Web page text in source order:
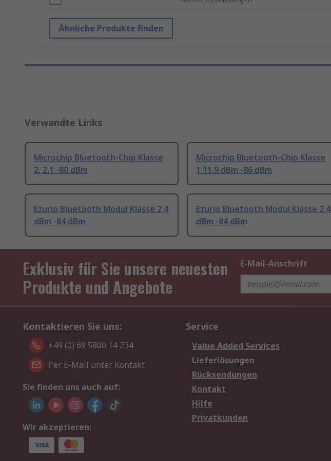
Ähnliche Produkte finden
Verwandte Links
Microchip Bluetooth-Chip Klasse
2, 2.1 -80 dBm
Microchip Bluetooth-Chip Klasse
1 11.9 dBm -86 dBm
Ezurio Bluetooth Modul Klasse 2 4
dBm -84 dBm
Ezurio Bluetooth Modul Klasse 2 4
dBm -84 dBm
Exklusiv für Sie unsere neuesten
Produkte und Angebote
E-Mail-Anschrift
Kontaktieren Sie uns:
+49 (0) 69 5800 14 234
Per E-Mail unter Kontakt
Sie finden uns auch auf:
Wir akzeptieren:
Service
Value Added Services
Lieferlösungen
Rücksendungen
Kontakt
Hilfe
Privatkunden